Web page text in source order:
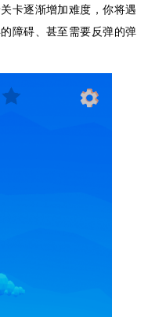
卡逐渐增加难度，你将遇
障碍、甚至需要反弹的弹